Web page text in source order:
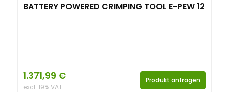
BATTERY POWERED CRIMPING TOOL E-PEW 12
1.371,99 €
excl. 19% VAT
Produkt anfragen